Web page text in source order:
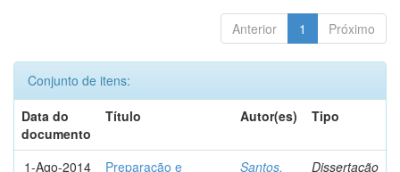
Anterior 1 Próximo
Conjunto de itens:
Data do
documento
Título Autor(es) Tipo
1-Ago-2014
Preparação e
Santos,
Dissertação